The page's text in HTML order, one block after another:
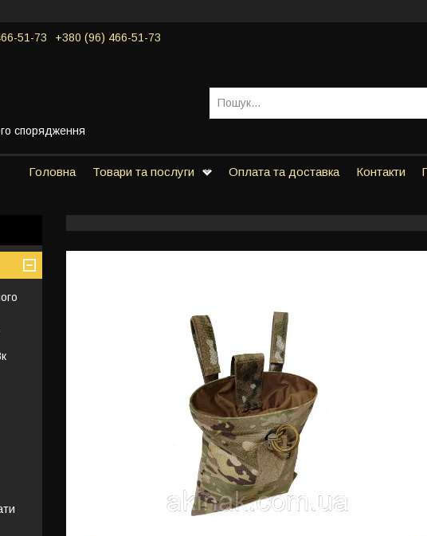
51-73 +380 (96) 466-51-73
спорядження
Головна Товари та послуги Оплата та доставка Контакти